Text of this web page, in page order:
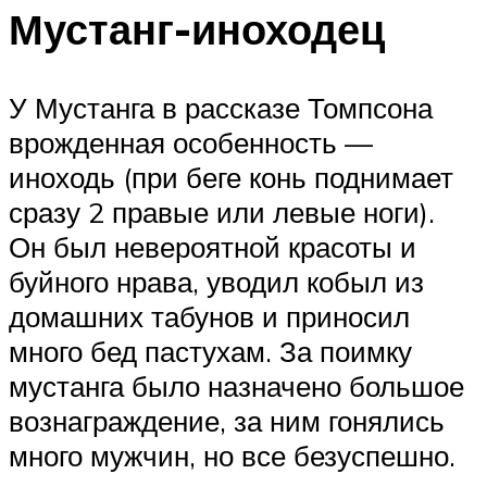
Мустанг-иноходец
У Мустанга в рассказе Томпсона
врожденная особенность —
иноходь (при беге конь поднимает
сразу 2 правые или левые ноги).
Он был невероятной красоты и
буйного нрава, уводил кобыл из
домашних табунов и приносил
много бед пастухам. За поимку
мустанга было назначено большое
вознаграждение, за ним гонялись
много мужчин, но все безуспешно.